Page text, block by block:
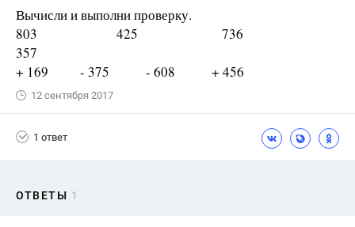
Вычисли и выполни проверку.
803 425 736
357
+ 169 - 375 - 608 + 456
12 сентября 2017
1 ответ
ОТВЕТЫ 1